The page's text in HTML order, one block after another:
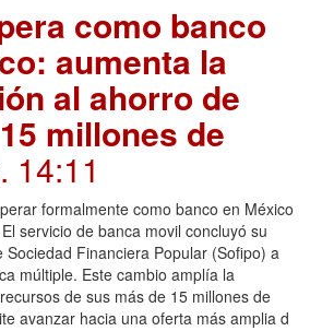
como banco
aumenta la
al ahorro de
millones de
. 14:11
formalmente como banco en México
servicio de banca movil concluyó su
Sociedad Financiera Popular (Sofipo) a
múltiple. Este cambio amplía la
de sus más de 15 millones de
avanzar hacia una oferta más amplia d